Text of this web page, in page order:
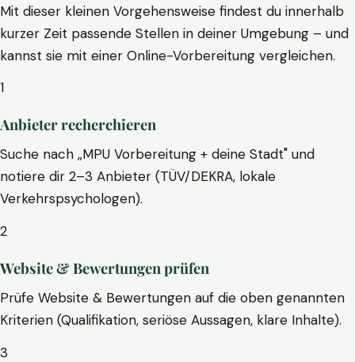
Mit dieser kleinen Vorgehensweise findest du innerhalb
kurzer Zeit passende Stellen in deiner Umgebung – und
kannst sie mit einer Online-Vorbereitung vergleichen.
1
Anbieter recherchieren
Suche nach „MPU Vorbereitung + deine Stadt" und
notiere dir 2–3 Anbieter (TÜV/DEKRA, lokale
Verkehrspsychologen).
2
Website & Bewertungen prüfen
Prüfe Website & Bewertungen auf die oben genannten
Kriterien (Qualifikation, seriöse Aussagen, klare Inhalte).
3